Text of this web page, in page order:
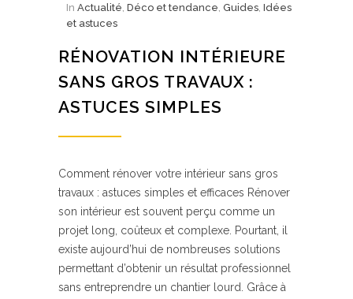
In Actualité, Déco et tendance, Guides, Idées
et astuces
RÉNOVATION INTÉRIEURE
SANS GROS TRAVAUX :
ASTUCES SIMPLES
Comment rénover votre intérieur sans gros
travaux : astuces simples et efficaces Rénover
son intérieur est souvent perçu comme un
projet long, coûteux et complexe. Pourtant, il
existe aujourd’hui de nombreuses solutions
permettant d’obtenir un résultat professionnel
sans entreprendre un chantier lourd. Grâce à